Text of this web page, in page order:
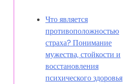
Что является
противоположностью
страха? Понимание
мужества, стойкости и
восстановления
психического здоровья